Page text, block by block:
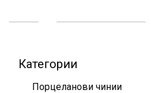
Категории
Порцеланови чинии